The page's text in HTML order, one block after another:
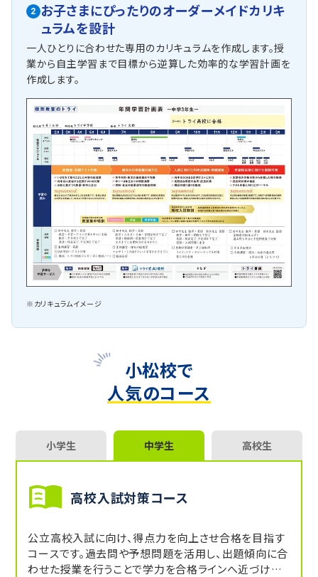
2 お子さまにぴったりのオーダーメイドカリキ
ュラムを設計
一人ひとりに合わせた専用のカリキュラムを作成します。授
業から自主学習まで目標から逆算した効率的な学習計画を
作成します。
※カリキュラムイメージ
小松校で
人気のコース
小学生 中学生 高校生
高校入試対策コース
公立高校入試に向け、得点力を向上させ合格を目指す
コースです。過去問や予想問題を活用し、出題傾向に合
わせた授業を行うことで学力を合格ラインへ近づけま